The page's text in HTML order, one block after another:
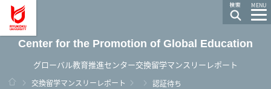
MENU
Center for the Promotion of Global Education
グローバル教育推進センター交換留学マンスリーレポート
ホーム
交換留学マンスリーレポート
認証待ち